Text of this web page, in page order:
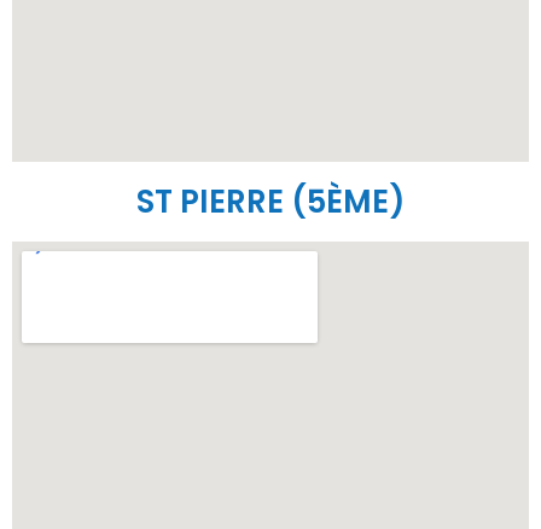
ST PIERRE (5ÈME)